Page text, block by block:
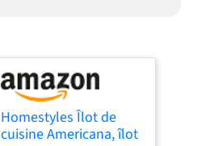
Homestyles Îlot de
cuisine Americana, îlot